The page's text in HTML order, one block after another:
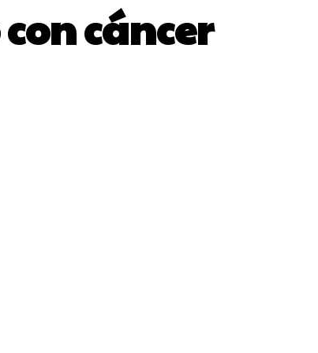
cáncer